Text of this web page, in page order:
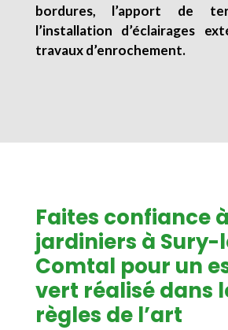
bordures, l’apport de
l’installation d’éclairages
travaux d’enrochement.
Faites confiance
jardiniers à Sury-
Comtal pour un
vert réalisé dans
règles de l’art